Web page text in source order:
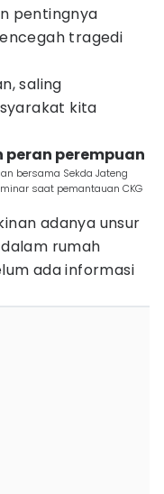
pentingnya
tragedi
saling
kita
peran perempuan
bersama Sekda Jateng
saat pemantauan CKG
adanya unsur
rumah
ada informasi